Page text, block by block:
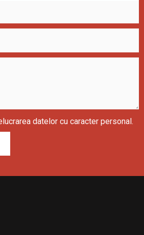
datelor cu caracter personal.